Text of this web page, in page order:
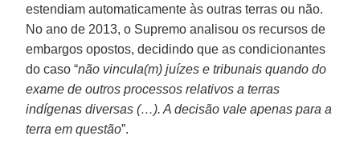
estendiam automaticamente às outras terras ou não.
No ano de 2013, o Supremo analisou os recursos de
embargos opostos, decidindo que as condicionantes
do caso “não vincula(m) juízes e tribunais quando do
exame de outros processos relativos a terras
indígenas diversas (…). A decisão vale apenas para a
terra em questão”.